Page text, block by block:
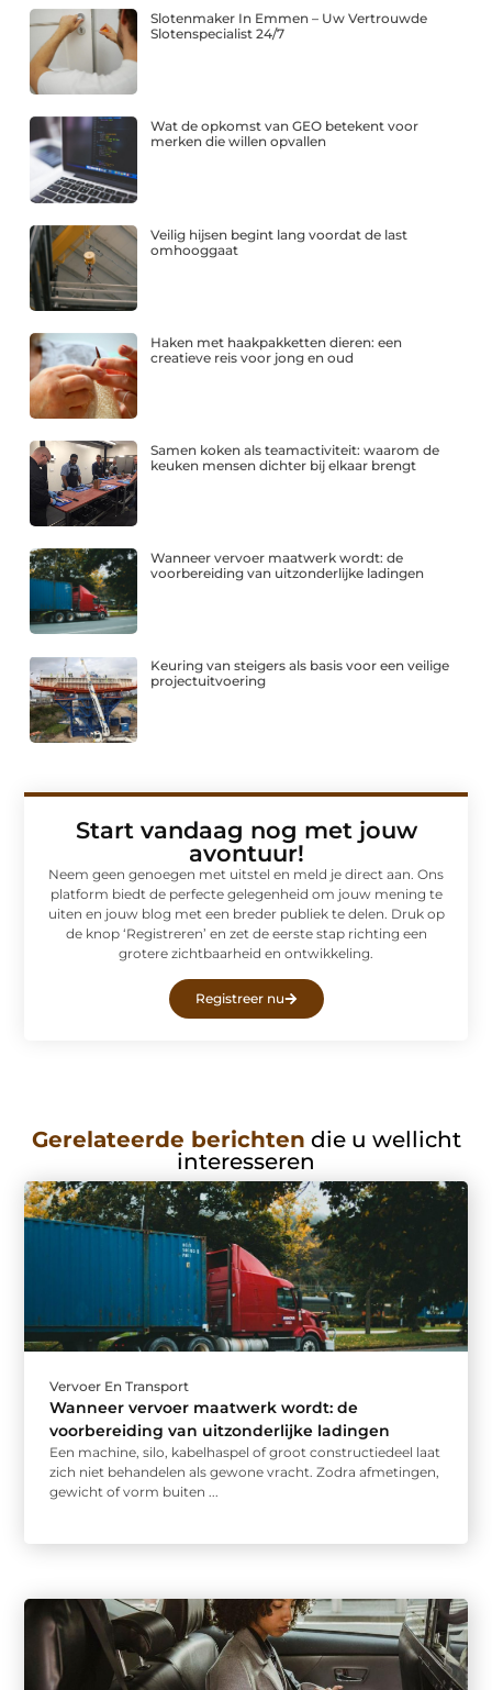
Slotenmaker In Emmen – Uw Vertrouwde
Slotenspecialist 24/7
Wat de opkomst van GEO betekent voor
merken die willen opvallen
Veilig hijsen begint lang voordat de last
omhooggaat
Haken met haakpakketten dieren: een
creatieve reis voor jong en oud
Samen koken als teamactiviteit: waarom de
keuken mensen dichter bij elkaar brengt
Wanneer vervoer maatwerk wordt: de
voorbereiding van uitzonderlijke ladingen
Keuring van steigers als basis voor een veilige
projectuitvoering
Start vandaag nog met jouw
avontuur!
Neem geen genoegen met uitstel en meld je direct aan. Ons
platform biedt de perfecte gelegenheid om jouw mening te
uiten en jouw blog met een breder publiek te delen. Druk op
de knop ‘Registreren’ en zet de eerste stap richting een
grotere zichtbaarheid en ontwikkeling.
Registreer nu
Gerelateerde berichten die u wellicht
interesseren
Vervoer En Transport
Wanneer vervoer maatwerk wordt: de
voorbereiding van uitzonderlijke ladingen
Een machine, silo, kabelhaspel of groot constructiedeel laat
zich niet behandelen als gewone vracht. Zodra afmetingen,
gewicht of vorm buiten ...